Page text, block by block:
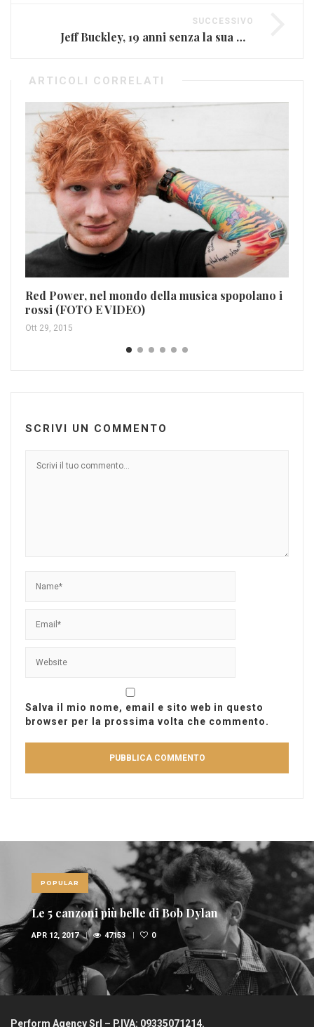
SUCCESSIVO
Jeff Buckley, 19 anni senza la sua musica (FOTO E VIDEO)
ARTICOLI CORRELATI
Red Power, nel mondo della musica spopolano i
rossi (FOTO E VIDEO)
Ott 29, 2015
SCRIVI UN COMMENTO
Salva il mio nome, email e sito web in questo
browser per la prossima volta che commento.
POPULAR
Le 5 canzoni più belle di Bob Dylan
APR 12, 2017 47153 0
Perform Agency Srl – P.IVA: 09335071214.